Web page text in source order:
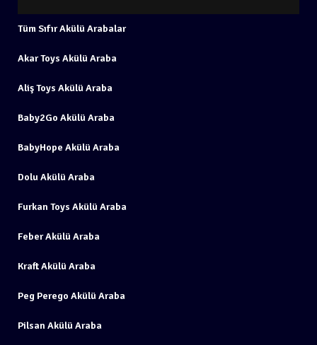
Tüm Sıfır Akülü Arabalar
Akar Toys Akülü Araba
Aliş Toys Akülü Araba
Baby2Go Akülü Araba
BabyHope Akülü Araba
Dolu Akülü Araba
Furkan Toys Akülü Araba
Feber Akülü Araba
Kraft Akülü Araba
Peg Perego Akülü Araba
Pilsan Akülü Araba